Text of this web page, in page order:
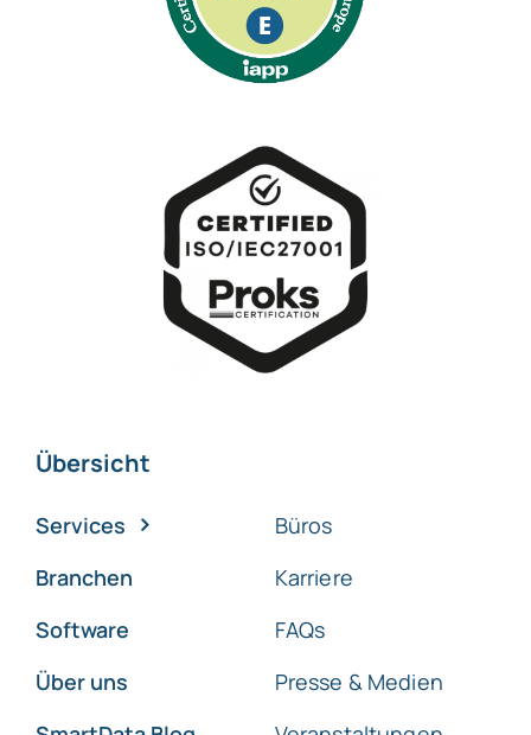
Übersicht
Services
Branchen
Software
Über uns
Büros
Karriere
FAQs
Presse & Medien